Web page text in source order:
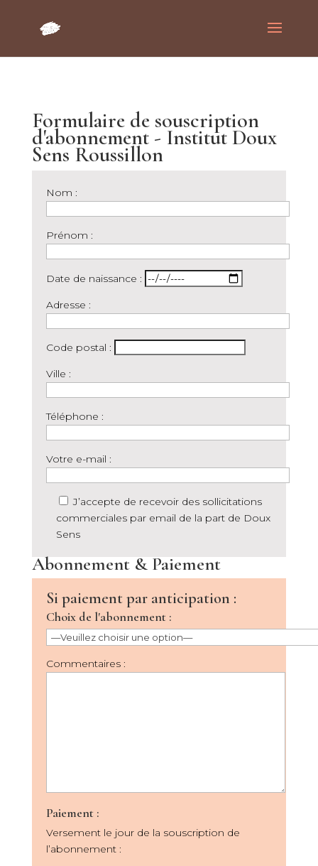
Formulaire de souscription
d'abonnement - Institut Doux
Sens Roussillon
Nom :
Prénom :
Date de naissance :
Adresse :
Code postal :
Ville :
Téléphone :
Votre e-mail :
J’accepte de recevoir des sollicitations
commerciales par email de la part de Doux
Sens
Abonnement & Paiement
Si paiement par anticipation :
Choix de l'abonnement :
Commentaires :
Paiement :
Versement le jour de la souscription de
l’abonnement :